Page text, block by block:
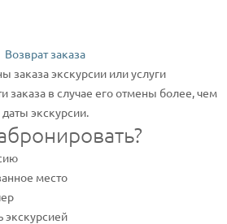
Возврат заказа
заказа экскурсии или услуги
заказа в случае его отмены более, чем
даты экскурсии.
место
экскурсией